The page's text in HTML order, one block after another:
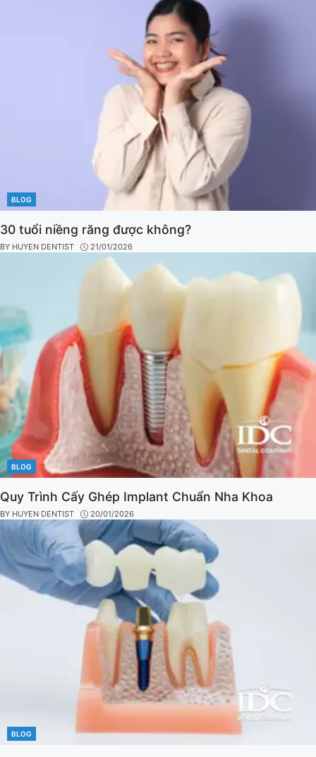
CATEGORIES
BLOG
30 tuổi niềng răng được không?
BY HUYEN DENTIST 21/01/2026
CATEGORIES
BLOG
Quy Trình Cấy Ghép Implant Chuẩn Nha Khoa
BY HUYEN DENTIST 20/01/2026
CATEGORIES
BLOG